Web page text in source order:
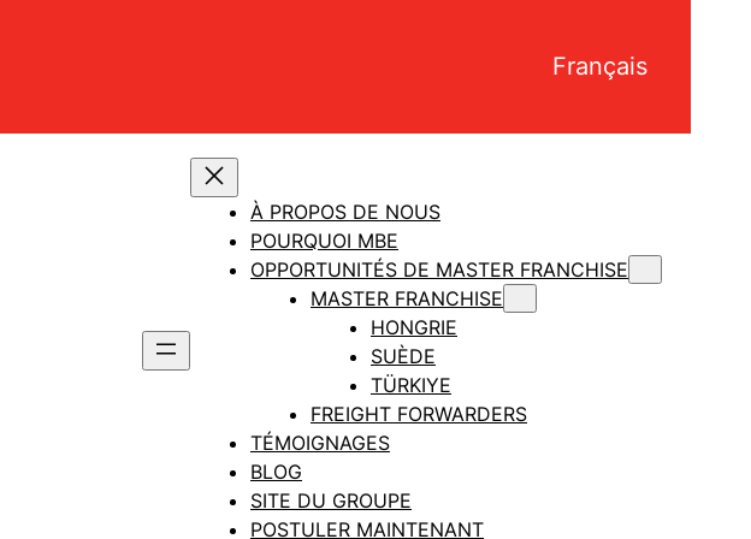
Français
À PROPOS DE NOUS
POURQUOI MBE
OPPORTUNITÉS DE MASTER FRANCHISE
MASTER FRANCHISE
HONGRIE
SUÈDE
TÜRKIYE
FREIGHT FORWARDERS
TÉMOIGNAGES
BLOG
SITE DU GROUPE
POSTULER MAINTENANT